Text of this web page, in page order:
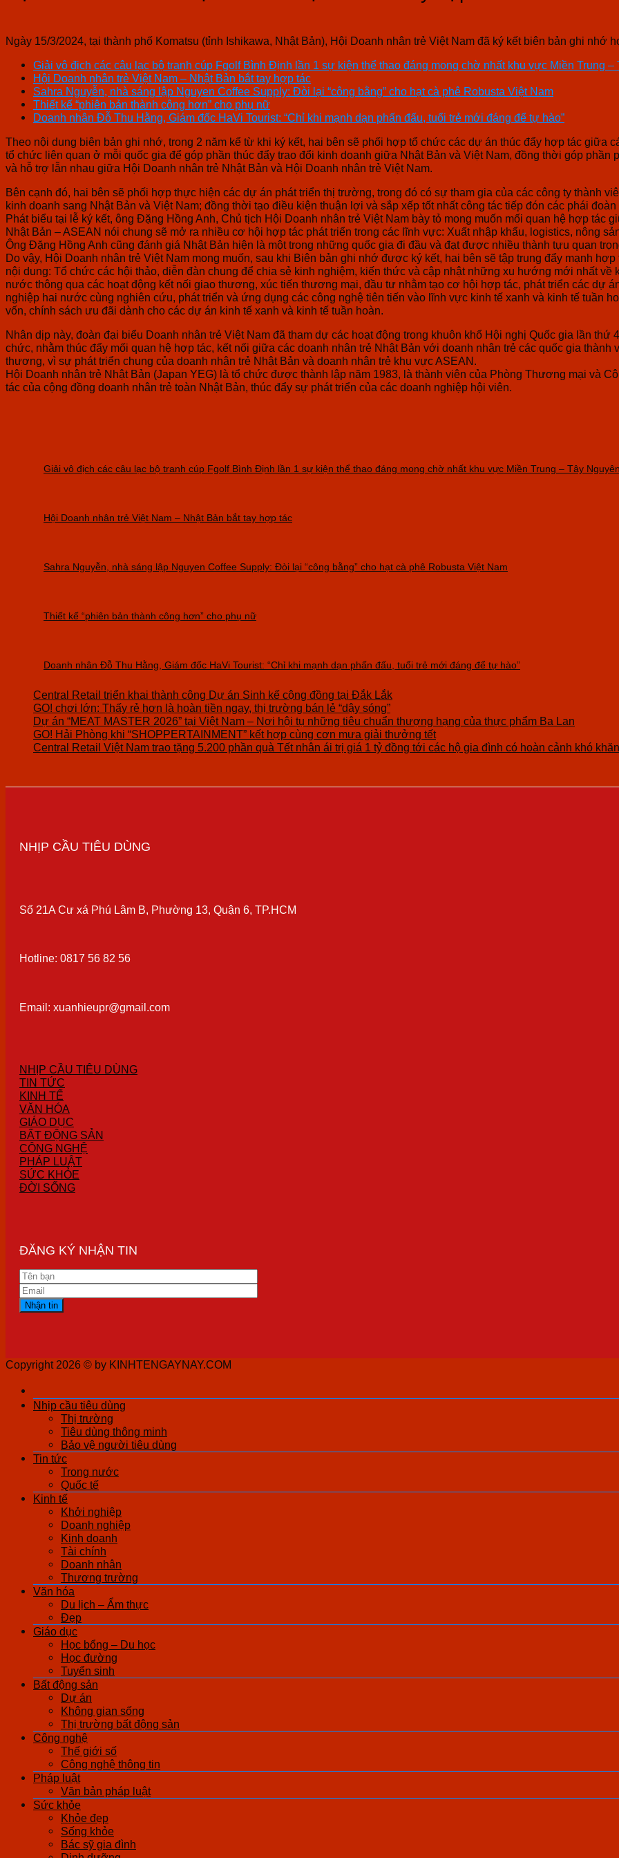
Ngày 15/3/2024, tại thành phố Komatsu (tỉnh Ishikawa, Nhật Bản), Hội Doanh nhân trẻ Việt Nam đã ký kết biên bản ghi nhớ
Giải vô địch các câu lạc bộ tranh cúp Fgolf Bình Định lần 1 sự kiện thể thao đáng mong chờ nhất khu vực Miền Trung
Hội Doanh nhân trẻ Việt Nam – Nhật Bản bắt tay hợp tác
Sahra Nguyễn, nhà sáng lập Nguyen Coffee Supply: Đòi lại “công bằng” cho hạt cà phê Robusta Việt Nam
Thiết kế “phiên bản thành công hơn” cho phụ nữ
Doanh nhân Đỗ Thu Hằng, Giám đốc HaVi Tourist: “Chỉ khi mạnh dạn phấn đấu, tuổi trẻ mới đáng để tự hào”
Theo nội dung biên bản ghi nhớ, trong 2 năm kể từ khi ký kết, hai bên sẽ phối hợp tổ chức các dự án thúc đẩy hợp tác giữa
tổ chức liên quan ở mỗi quốc gia để góp phần thúc đẩy trao đổi kinh doanh giữa Nhật Bản và Việt Nam, đồng thời góp
và hỗ trợ lẫn nhau giữa Hội Doanh nhân trẻ Nhật Bản và Hội Doanh nhân trẻ Việt Nam.
Bên cạnh đó, hai bên sẽ phối hợp thực hiện các dự án phát triển thị trường, trong đó có sự tham gia của các công ty thành
kinh doanh sang Nhật Bản và Việt Nam; đồng thời tạo điều kiện thuận lợi và sắp xếp tốt nhất công tác tiếp đón các phái
Phát biểu tại lễ ký kết, ông Đặng Hồng Anh, Chủ tịch Hội Doanh nhân trẻ Việt Nam bày tỏ mong muốn mối quan hệ hợp tác
Nhật Bản – ASEAN nói chung sẽ mở ra nhiều cơ hội hợp tác phát triển trong các lĩnh vực: Xuất nhập khẩu, logistics, nông
Ông Đặng Hồng Anh cũng đánh giá Nhật Bản hiện là một trong những quốc gia đi đầu và đạt được nhiều thành tựu quan
Do vậy, Hội Doanh nhân trẻ Việt Nam mong muốn, sau khi Biên bản ghi nhớ được ký kết, hai bên sẽ tập trung đẩy mạnh
nội dung: Tổ chức các hội thảo, diễn đàn chung để chia sẻ kinh nghiệm, kiến thức và cập nhật những xu hướng mới nhất về
nước thông qua các hoạt động kết nối giao thương, xúc tiến thương mại, đầu tư nhằm tạo cơ hội hợp tác, phát triển các dự
nghiệp hai nước cùng nghiên cứu, phát triển và ứng dụng các công nghệ tiên tiến vào lĩnh vực kinh tế xanh và kinh tế tuần
vốn, chính sách ưu đãi dành cho các dự án kinh tế xanh và kinh tế tuần hoàn.
Nhân dịp này, đoàn đại biểu Doanh nhân trẻ Việt Nam đã tham dự các hoạt động trong khuôn khổ Hội nghị Quốc gia lần
chức, nhằm thúc đẩy mối quan hệ hợp tác, kết nối giữa các doanh nhân trẻ Nhật Bản với doanh nhân trẻ các quốc gia
thương, vì sự phát triển chung của doanh nhân trẻ Nhật Bản và doanh nhân trẻ khu vực ASEAN.
Hội Doanh nhân trẻ Nhật Bản (Japan YEG) là tổ chức được thành lập năm 1983, là thành viên của Phòng Thương mại và
tác của cộng đồng doanh nhân trẻ toàn Nhật Bản, thúc đẩy sự phát triển của các doanh nghiệp hội viên.
Giải vô địch các câu lạc bộ tranh cúp Fgolf Bình Định lần 1 sự kiện thể thao đáng mong chờ nhất khu vực Miền Trung – Tây
Hội Doanh nhân trẻ Việt Nam – Nhật Bản bắt tay hợp tác
Sahra Nguyễn, nhà sáng lập Nguyen Coffee Supply: Đòi lại “công bằng” cho hạt cà phê Robusta Việt Nam
Thiết kế “phiên bản thành công hơn” cho phụ nữ
Doanh nhân Đỗ Thu Hằng, Giám đốc HaVi Tourist: “Chỉ khi mạnh dạn phấn đấu, tuổi trẻ mới đáng để tự hào”
Central Retail triển khai thành công Dự án Sinh kế cộng đồng tại Đắk Lắk
GO! chơi lớn: Thấy rẻ hơn là hoàn tiền ngay, thị trường bán lẻ “dậy sóng”
Dự án “MEAT MASTER 2026” tại Việt Nam – Nơi hội tụ những tiêu chuẩn thượng hạng của thực phẩm Ba Lan
GO! Hải Phòng khi “SHOPPERTAINMENT” kết hợp cùng cơn mưa giải thưởng tết
Central Retail Việt Nam trao tặng 5.200 phần quà Tết nhân ái trị giá 1 tỷ đồng tới các hộ gia đình có hoàn cảnh khó khăn
NHỊP CẦU TIÊU DÙNG
Số 21A Cư xá Phú Lâm B, Phường 13, Quận 6, TP.HCM
Hotline: 0817 56 82 56
Email: xuanhieupr@gmail.com
NHỊP CẦU TIÊU DÙNG
TIN TỨC
KINH TẾ
VĂN HÓA
GIÁO DỤC
BẤT ĐỘNG SẢN
CÔNG NGHỆ
PHÁP LUẬT
SỨC KHỎE
ĐỜI SỐNG
ĐĂNG KÝ NHẬN TIN
Copyright 2026 © by KINHTENGAYNAY.COM
Nhịp cầu tiêu dùng
Thị trường
Tiêu dùng thông minh
Bảo vệ người tiêu dùng
Tin tức
Trong nước
Quốc tế
Kinh tế
Khởi nghiệp
Doanh nghiệp
Kinh doanh
Tài chính
Doanh nhân
Thương trường
Văn hóa
Du lịch – Ẩm thực
Đẹp
Giáo dục
Học bổng – Du học
Học đường
Tuyển sinh
Bất động sản
Dự án
Không gian sống
Thị trường bất động sản
Công nghệ
Thế giới số
Công nghệ thông tin
Pháp luật
Văn bản pháp luật
Sức khỏe
Khỏe đẹp
Sống khỏe
Bác sỹ gia đình